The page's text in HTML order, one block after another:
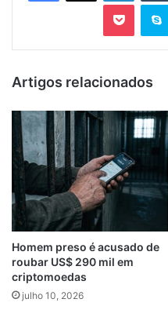
Pocket
Artigos relacionados
Homem preso é acusado de
roubar US$ 290 mil em
criptomoedas
julho 10, 2026